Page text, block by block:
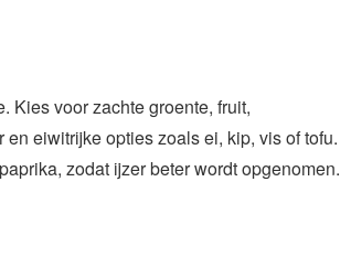
Kies voor zachte groente, fruit,
eiwitrijke opties zoals ei, kip, vis of tofu.
zodat ijzer beter wordt opgenomen.